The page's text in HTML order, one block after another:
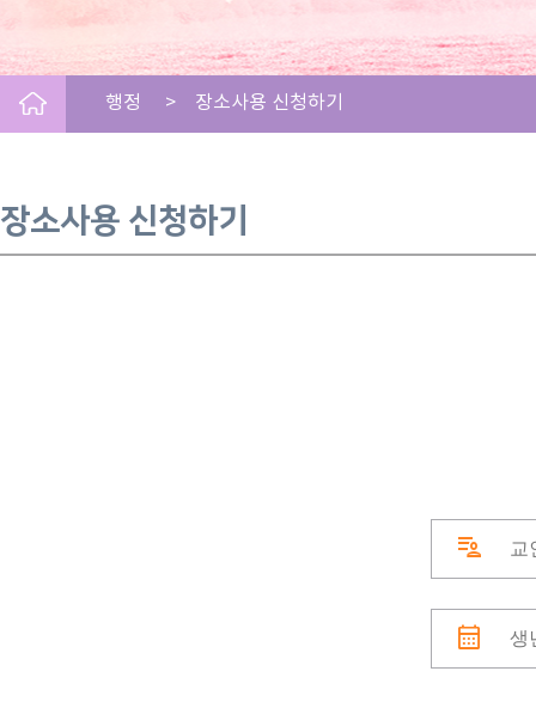
행정 > 장소사용 신청하기
장소사용 신청하기
patient_list
calendar_month